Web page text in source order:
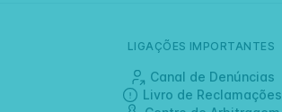
LIGAÇÕES IMPORTANTES
Canal de Denúncias
Livro de Reclamações